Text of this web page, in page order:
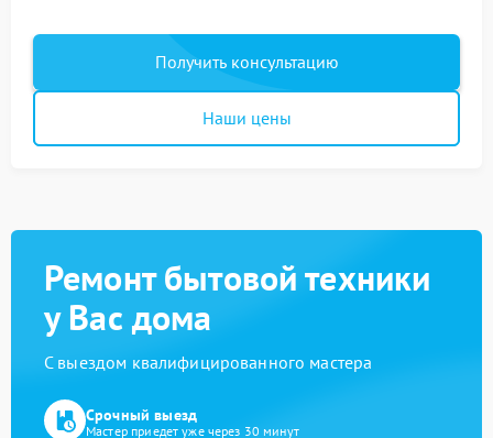
Получить консультацию
Наши цены
Ремонт бытовой техники
у Вас дома
С выездом квалифицированного мастера
Срочный выезд
Мастер приедет уже через 30 минут